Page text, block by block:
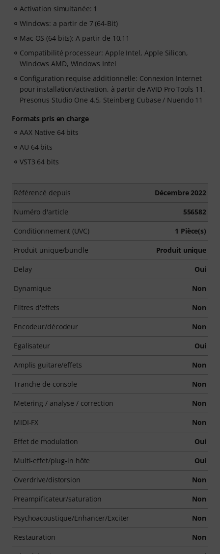
Activation simultanée: 1
Windows: a partir de 7 (64-Bit)
Mac OS (64 bits): A partir de 10.11
Compatibilité processeur: Apple Intel, Apple Silicon,
Windows AMD, Windows Intel
Configuration requise additionnelle: Connexion Internet
pour installation/activation, à partir de AVID Pro Tools 11,
Presonus Studio One 4.5, Steinberg Cubase / Nuendo 11
Formats pris en charge
AAX Native 64 bits
AU 64 bits
VST3 64 bits
Référencé depuis Décembre 2022
Numéro d'article 556582
Conditionnement (UVC) 1 Pièce(s)
Produit unique/bundle Produit unique
Delay Oui
Dynamique Non
Filtres d'effets Non
Encodeur/décodeur Non
Egalisateur Oui
Amplis guitare/effets Non
Tranche de console Non
Metering / analyse / correction Non
MIDI-FX Non
Effet de modulation Oui
Multi-effet/plug-in hôte Oui
Overdrive/distorsion Non
Preampificateur/saturation Non
Psychoacoustique/Enhancer/Exciter Non
Restauration Non